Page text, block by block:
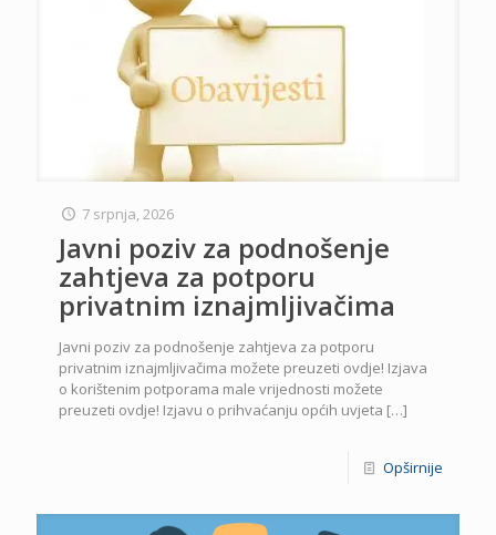
7 srpnja, 2026
Javni poziv za podnošenje
zahtjeva za potporu
privatnim iznajmljivačima
Javni poziv za podnošenje zahtjeva za potporu
privatnim iznajmljivačima možete preuzeti ovdje! Izjava
o korištenim potporama male vrijednosti možete
preuzeti ovdje! Izjavu o prihvaćanju općih uvjeta […]
Opširnije